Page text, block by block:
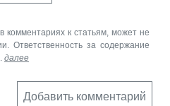
комментариях к статьям, может не
Ответственность за содержание
далее
Добавить комментарий